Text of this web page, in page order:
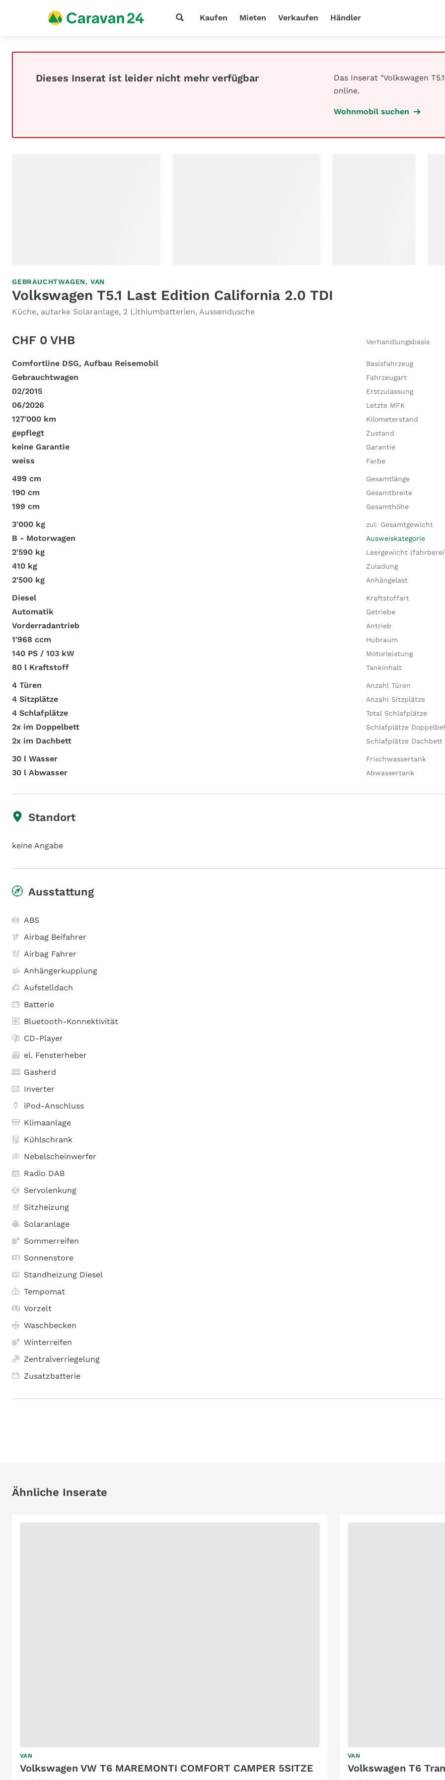
Kaufen Mieten Verkaufen Händler
Dieses Inserat ist leider nicht mehr verfügbar
Das Inserat "Volkswagen
online.
Wohnmobil suchen
GEBRAUCHTWAGEN, VAN
Volkswagen T5.1 Last Edition California 2.0 TDI
Küche, autarke Solaranlage, 2 Lithiumbatterien, Aussendusche
CHF 0 VHB Verhandlungsbasis
Comfortline DSG, Aufbau Reisemobil Basisfahrzeug
Gebrauchtwagen Fahrzeugart
02/2015 Erstzulassung
06/2026 Letzte MFK
127'000 km Kilometerstand
gepflegt Zustand
keine Garantie Garantie
weiss Farbe
499 cm Gesamtlänge
190 cm Gesamtbreite
199 cm Gesamthöhe
3'000 kg zul. Gesamtgewicht
B - Motorwagen Ausweiskategorie
2'590 kg Leergewicht
410 kg Zuladung
2'500 kg Anhängelast
Diesel Kraftstoffart
Automatik Getriebe
Vorderradantrieb Antrieb
1'968 ccm Hubraum
140 PS / 103 kW Motorleistung
80 l Kraftstoff Tankinhalt
4 Türen Anzahl Türen
4 Sitzplätze Anzahl Sitzplätze
4 Schlafplätze Total Schlafplätze
2x im Doppelbett Schlafplätze
2x im Dachbett Schlafplätze Dachbett
30 l Wasser Frischwassertank
30 l Abwasser Abwassertank
Standort
keine Angabe
Ausstattung
ABS
Airbag Beifahrer
Airbag Fahrer
Anhängerkupplung
Aufstelldach
Batterie
Bluetooth-Konnektivität
CD-Player
el. Fensterheber
Gasherd
Inverter
iPod-Anschluss
Klimaanlage
Kühlschrank
Nebelscheinwerfer
Radio DAB
Servolenkung
Sitzheizung
Solaranlage
Sommerreifen
Sonnenstore
Standheizung Diesel
Tempomat
Vorzelt
Waschbecken
Winterreifen
Zentralverriegelung
Zusatzbatterie
Ähnliche Inserate
VAN
Volkswagen VW T6 MAREMONTI COMFORT CAMPER 5SITZE
VAN
Volkswagen T6